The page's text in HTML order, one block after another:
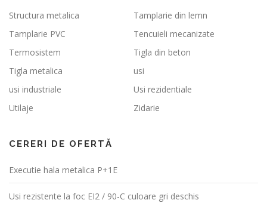
Structura metalica
Tamplarie din lemn
Tamplarie PVC
Tencuieli mecanizate
Termosistem
Tigla din beton
Tigla metalica
usi
usi industriale
Usi rezidentiale
Utilaje
Zidarie
CERERI DE OFERTĂ
Executie hala metalica P+1E
Usi rezistente la foc EI2 / 90-C culoare gri deschis